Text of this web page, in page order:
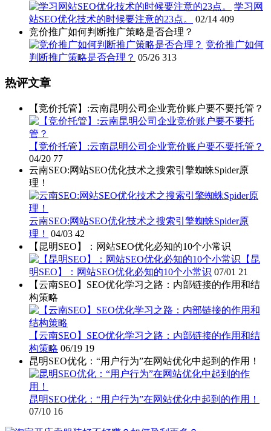
学习网
站SEO优化技术的时候要注意的23点。
02/14 409
竞价推广如何判断推广策略是否合理？
竞价推广如何
判断推广策略是否合理？ 05/26 313
热评文章
【竞价托管】:云南昆明公司企业竞价账户要不要托管？
【竞价托管】:云南昆明公司企业竞价账户要不要托管？
04/20 77
云南SEO:网站SEO优化技术之搜索引擎蜘蛛Spider原
理！
云南SEO:网站SEO优化技术之搜索引擎蜘蛛Spider原
理！
04/03 42
【昆明SEO】：网站SEO优化必知的10个小常识
【昆
明SEO】：网站SEO优化必知的10个小常识 07/01 21
【云南SEO】SEO优化学习之路：内部链接的作用和结
构策略
【云南SEO】SEO优化学习之路：内部链接的作用和结
构策略 06/19 19
昆明SEO优化：“用户行为”在网站优化中起到的作用！
昆明SEO优化：“用户行为”在网站优化中起到的作用！
07/10 16